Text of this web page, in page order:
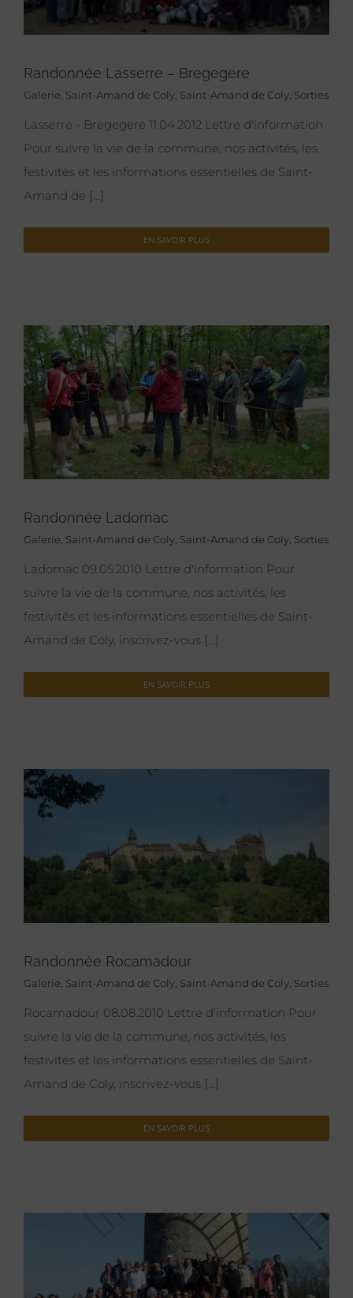
Randonnée Lasserre – Bregegere
Galerie, Saint-Amand de Coly, Saint-Amand de Coly, Sorties
Lasserre - Bregegere 11.04.2012 Lettre d'information
Pour suivre la vie de la commune, nos activités, les
festivités et les informations essentielles de Saint-
Amand de [...]
EN SAVOIR PLUS
Randonnée Ladornac
Galerie, Saint-Amand de Coly, Saint-Amand de Coly, Sorties
Ladornac 09.05.2010 Lettre d'information Pour
suivre la vie de la commune, nos activités, les
festivités et les informations essentielles de Saint-
Amand de Coly, inscrivez-vous [...]
EN SAVOIR PLUS
Randonnée Rocamadour
Galerie, Saint-Amand de Coly, Saint-Amand de Coly, Sorties
Rocamadour 08.08.2010 Lettre d'information Pour
suivre la vie de la commune, nos activités, les
festivités et les informations essentielles de Saint-
Amand de Coly, inscrivez-vous [...]
EN SAVOIR PLUS